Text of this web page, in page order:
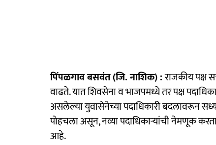
पिंपळगाव बसवंत (जि. नाशिक) :राजकीय पक्ष
वाढते. यात शिवसेना व भाजपमध्ये तर पक्ष
असलेल्या युवासेनेच्या पदाधिकारी बदलावरून
पोहचला असून, नव्या पदाधिकाऱ्यांची नेमणूक
आहे.